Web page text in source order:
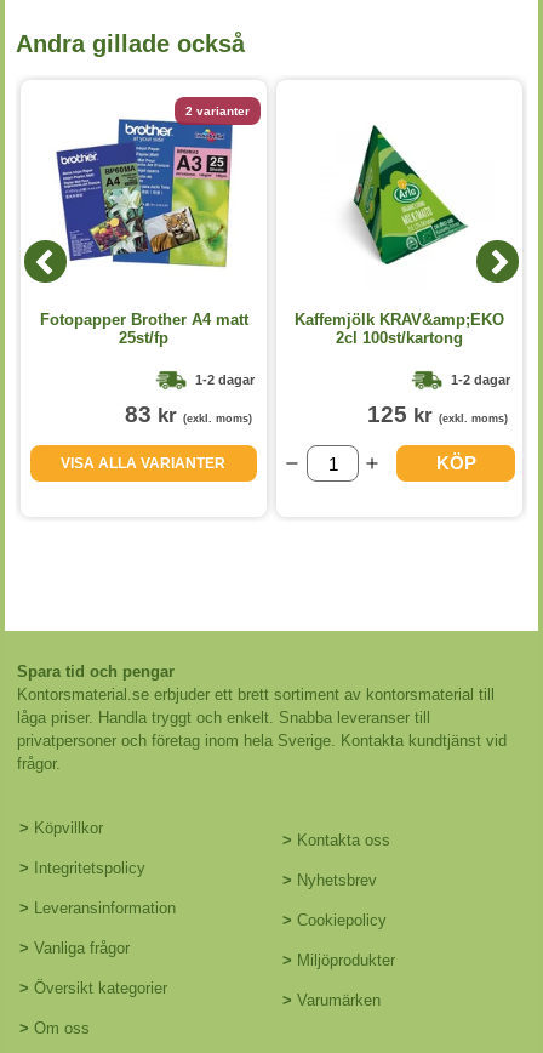
Andra gillade också
2 varianter
Fotopapper Brother A4 matt
25st/fp
1-2 dagar
83 kr (exkl. moms)
VISA ALLA VARIANTER
Kaffemjölk KRAV&amp;EKO
2cl 100st/kartong
1-2 dagar
125 kr (exkl. moms)
KÖP
Spara tid och pengar
Kontorsmaterial.se erbjuder ett brett sortiment av kontorsmaterial till
låga priser. Handla tryggt och enkelt. Snabba leveranser till
privatpersoner och företag inom hela Sverige. Kontakta kundtjänst vid
frågor.
> Köpvillkor
> Integritetspolicy
> Leveransinformation
> Vanliga frågor
> Översikt kategorier
> Om oss
> Kontakta oss
> Nyhetsbrev
> Cookiepolicy
> Miljöprodukter
> Varumärken